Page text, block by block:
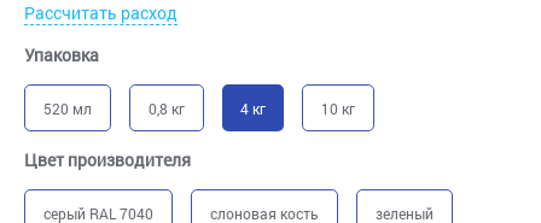
Рассчитать расход
Упаковка
520 мл 0,8 кг 4 кг 10 кг
Цвет производителя
серый RAL 7040 слоновая кость зеленый